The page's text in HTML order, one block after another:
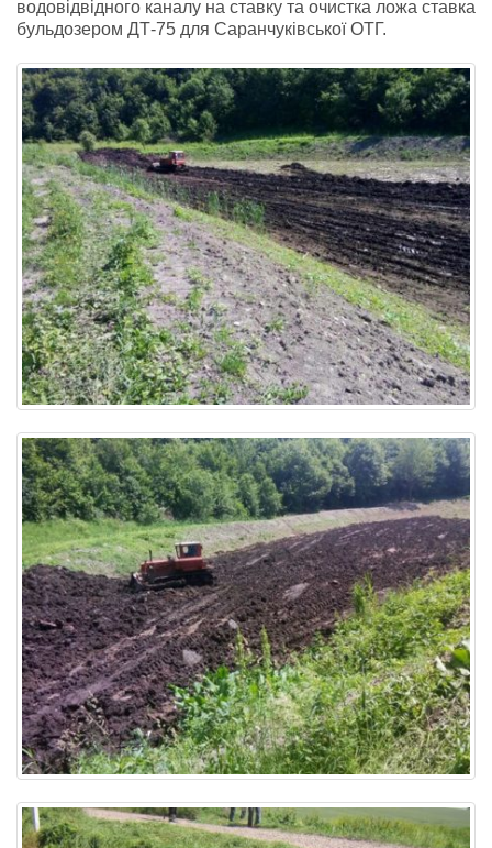
водовідвідного каналу на ставку та очистка ложа ставка
бульдозером ДТ-75 для Саранчуківської ОТГ.